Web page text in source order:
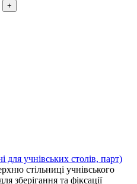
+
учнівських столів, парт)
стільниці учнівського
зберігання та фіксації